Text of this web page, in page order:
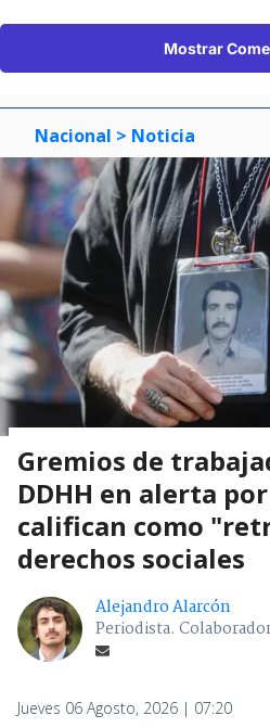
Mostrar
Nacional > Noticia
Gremios de
DDHH en alerta
califican como
derechos sociales
Alejandro Alarcón
Periodista.
Jueves 06 Agosto, 2026 | 07:20